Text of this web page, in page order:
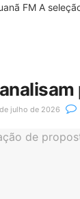
FM A
julho de 2026